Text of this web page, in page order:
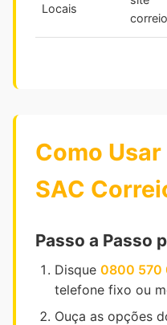
Locais
Como
SAC
Passo a Passo
Disque 0800 570
telefone fixo ou
Ouça as opções